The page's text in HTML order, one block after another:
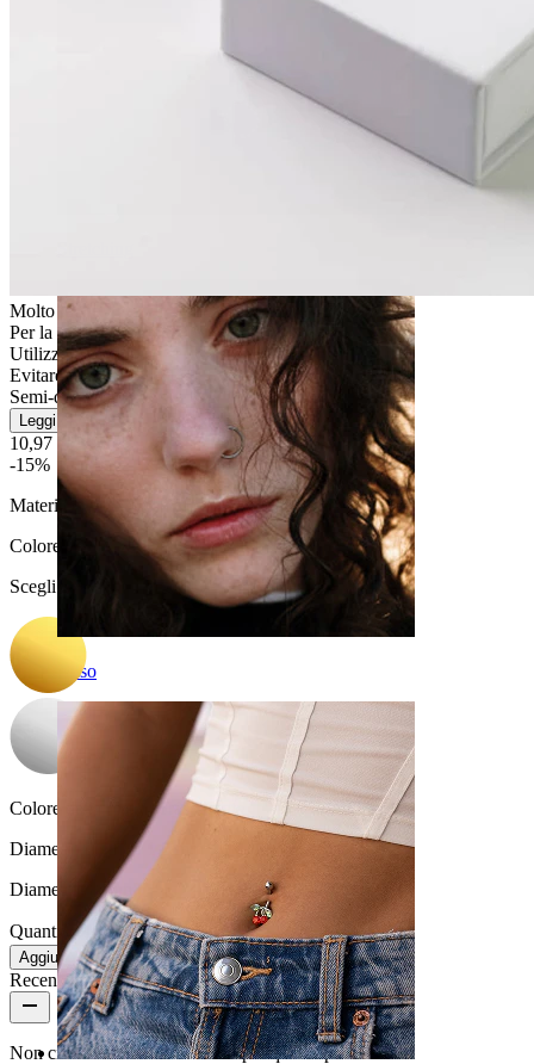
Naso
Molto facile
Per la maggior parte dei tipi di pelle
Utilizzo occasionale
Evitare l''acqua
Semi-durevole
Leggi di più
10,97 €
12,90 €
-15%
Materiale:Acciaio chirurgico / Ottone
Colore
Scegli Colore
Colore della pietra:Trasparente
Diametro del filo:
1,2 mm
Diametro:
8 mm
Quantità: 1
Modifica
Aggiungi al carrello
Recensioni del prodotto
Non ci sono ancora recensioni per questo prodotto